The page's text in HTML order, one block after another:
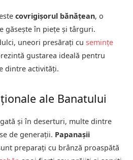
covrigișorul bănățean, o
găsește în piețe și târguri.
uneori presărați cu semințe
gustarea ideală pentru
dintre activități.
ale Banatului
și în deserturi, multe dintre
de generații. Papanașii
preparați cu brânză proaspătă